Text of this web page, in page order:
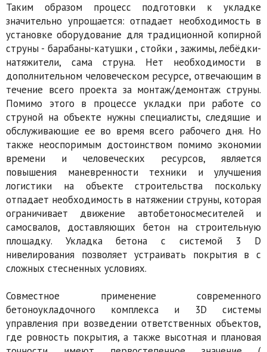
Таким образом процесс подготовки к укладке
значительно упрощается: отпадает необходимость в
установке оборудование для традиционной копирной
струны - барабаны-катушки , стойки , зажимы, лебёдки-
натяжители, сама струна. Нет необходимости в
дополнительном человеческом ресурсе, отвечающим в
течение всего проекта за монтаж/демонтаж струны.
Помимо этого в процессе укладки при работе со
струной на объекте нужны специалисты, следящие и
обслуживающие ее во время всего рабочего дня. Но
также неоспоримым достоинством помимо экономии
времени и человеческих ресурсов, является
повышения маневренности техники и улучшения
логистики на объекте строительства поскольку
отпадает необходимость в натяжении струны, которая
ограничивает движение автобетоносмесителей и
самосвалов, доставляющих бетон на строительную
площадку. Укладка бетона с системой 3 D
нивелирования позволяет устраивать покрытия в с
сложных стесненных условиях.
Совместное применение современного
бетоноукладочного комплекса и 3D системы
управления при возведении ответственных объектов,
где ровность покрытия, а также высотная и плановая